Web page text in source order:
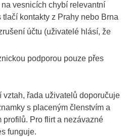
vesnicích chybí relevantní
kontakty z Prahy nebo Brna
účtu (uživatelé hlásí, že
podporou pouze přes
vztah, řada uživatelů doporučuje
s placeným členstvím a
Pro flirt a nezávazné
funguje.